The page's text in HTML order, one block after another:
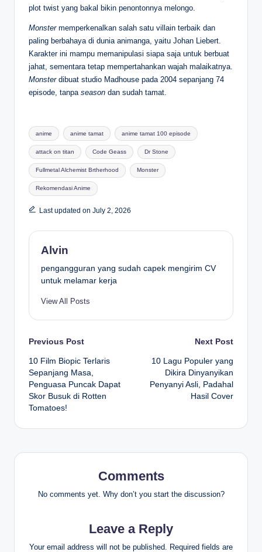
plot twist yang bakal bikin penontonnya melongo.
Monstermemperkenalkan salah satu villain terbaik dan
paling berbahaya di dunia animanga, yaitu Johan Liebert.
Karakter ini mampu memanipulasi siapa saja untuk berbuat
jahat, sementara tetap mempertahankan wajah malaikatnya.
Monsterdibuat studio Madhouse pada 2004 sepanjang 74
episode, tanpaseason dan sudah tamat.
Tags:
anime anime tamat anime tamat 100 episode
attack on titan Code Geass Dr Stone
Fullmetal Alchemist Brtherhood Monster
Rekomendasi Anime
Last updated on July 2, 2026
Alvin
pengangguran yang sudah capek mengirim CV
untuk melamar kerja
View All Posts
Post
navigation
Previous Post
10 Film Biopic Terlaris
Sepanjang Masa,
Penguasa Puncak Dapat
Skor Busuk di Rotten
Tomatoes!
Next Post
10 Lagu Populer yang
Dikira Dinyanyikan
Penyanyi Asli, Padahal
Hasil Cover
Comments
No comments yet. Why don’t you start the discussion?
Leave a Reply
Your email address will not be published. Required fields are